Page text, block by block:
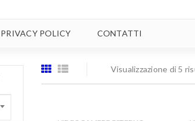
PRIVACY POLICY CONTATTI
Visualizzazione di 5